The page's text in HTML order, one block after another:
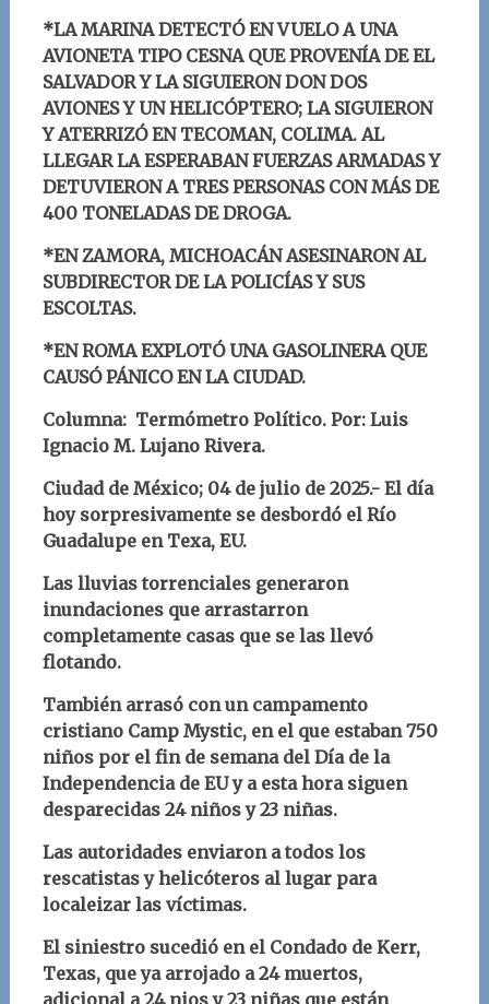
*LA MARINA DETECTÓ EN VUELO A UNA
AVIONETA TIPO CESNA QUE PROVENÍA DE EL
SALVADOR Y LA SIGUIERON DON DOS
AVIONES Y UN HELICÓPTERO; LA SIGUIERON
Y ATERRIZÓ EN TECOMAN, COLIMA. AL
LLEGAR LA ESPERABAN FUERZAS ARMADAS Y
DETUVIERON A TRES PERSONAS CON MÁS DE
400 TONELADAS DE DROGA.
*EN ZAMORA, MICHOACÁN ASESINARON AL
SUBDIRECTOR DE LA POLICÍAS Y SUS
ESCOLTAS.
*EN ROMA EXPLOTÓ UNA GASOLINERA QUE
CAUSÓ PÁNICO EN LA CIUDAD.
Columna: Termómetro Político. Por: Luis
Ignacio M. Lujano Rivera.
Ciudad de México; 04 de juliode 2025.- El día
hoy sorpresivamente se desbordó el Río
Guadalupe en Texa, EU.
Las lluvias torrenciales generaron
inundaciones que arrastarron
completamente casas que se las llevó
flotando.
También arrasó con un campamento
cristiano Camp Mystic, en el que estaban 750
niños por el fin de semana del Día de la
Independencia de EU y a esta hora siguen
desparecidas 24 niños y 23 niñas.
Las autoridades enviaron a todos los
rescatistas y helicóteros al lugar para
localeizar las víctimas.
El siniestro sucedió en el Condado de Kerr,
Texas, que ya arrojado a 24 muertos,